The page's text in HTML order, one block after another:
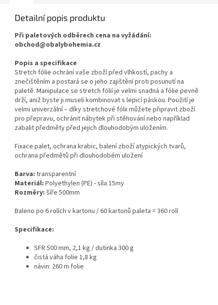
Detailní popis produktu
Při paletových odběrech cena na vyžádání:
obchod@obalybohemia.cz
Popis a specifikace
Stretch fólie ochrání vaše zboží před vlhkostí, pachy a
znečištěním a postará se o jeho zajištění proti posunutí na
paletě. Manipulace se stretch fólií je velmi snadná a fólie pevně
drží, aniž byste ji museli kombinovat s lepicí páskou. Použití je
velmi univerzální – díky stretchové fólii můžete připravit zboží
pro přepravu, ochránit nábytek při stěhování nebo například
zabalit předměty před jejich dlouhodobým uložením.
Fixace palet, ochrana krabic, balení zboží atypických tvarů,
ochrana předmětů při dlouhodobém uložení
Barva: transparentní
Materiál: Polyethylen (PE) - síla 15my
Rozměry: šíře 500mm
Baleno po 6 rolích v kartonu / 60 kartonů paleta = 360 rolí
Specifikace:
SFR 500 mm, 2,1 kg / dutinka 300 g
čistá váha folie 1,8 kg
návin: 260 m folie